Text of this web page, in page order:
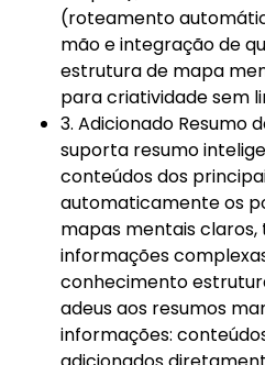
(roteamento
mão e integração de
estrutura de mapa
para criatividade sem
3. Adicionado Resumo
suporta resumo
conteúdos dos
automaticamente os
mapas mentais
informações
conhecimento
adeus aos resumos
informações: